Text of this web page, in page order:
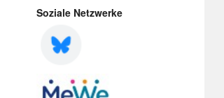
Soziale Netzwerke